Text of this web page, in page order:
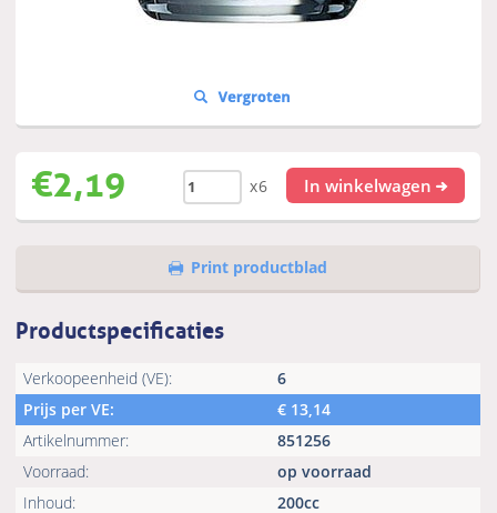
€2,19 x6 In winkelwagen
Print productblad
Productspecificaties
Verkoopeenheid (VE):
6
Prijs per VE:
€ 13,14
Artikelnummer:
851256
Voorraad:
op voorraad
Inhoud:
200cc